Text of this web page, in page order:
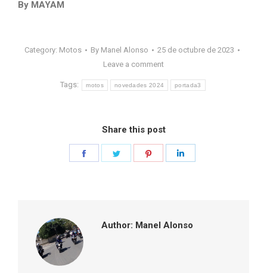
By MAYAM
Category: Motos By Manel Alonso
25 de octubre de 2023
Leave a comment
Tags: motos novedades 2024 portada3
Share this post
Author: Manel Alonso